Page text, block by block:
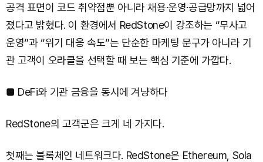
공격 표면이 코드 취약점뿐 아니라 채용·운영·공급망까지 넓어
졌다고 밝혔다. 이 환경에서 RedStone이 강조하는 “무사고
운영”과 “위기 대응 속도”는 단순한 마케팅 문구가 아니라 기
관 고객이 오라클을 선택할 때 보는 핵심 기준에 가깝다.
■ DeFi와 기관 금융을 동시에 겨냥하다
RedStone의 고객군은 크게 네 가지다.
첫째는 블록체인 네트워크다. RedStone은 Ethereum, Sola